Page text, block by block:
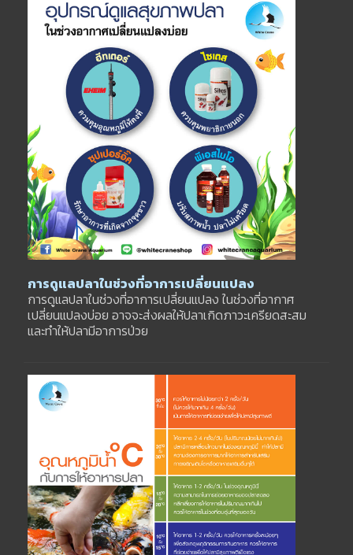
การดูแลปลาในช่วงที่อาการเปลี่ยนแปลง
การดูแลปลาในช่วงที่อาการเปลี่ยนแปลง ในช่วงที่อากาศ
เปลี่ยนแปลงบ่อย อาจจะส่งผลให้ปลาเกิดภาวะเครียดสะสม
และทำให้ปลามีอาการป่วย